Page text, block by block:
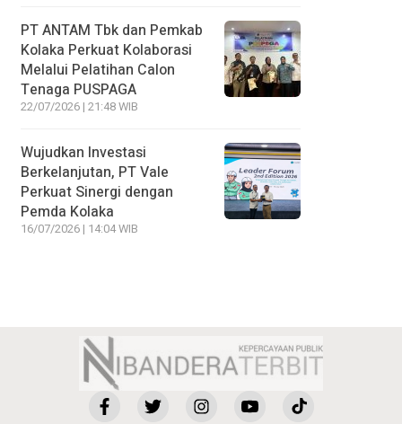
PT ANTAM Tbk dan Pemkab
Kolaka Perkuat Kolaborasi
Melalui Pelatihan Calon
Tenaga PUSPAGA
22/07/2026 | 21:48 WIB
Wujudkan Investasi
Berkelanjutan, PT Vale
Perkuat Sinergi dengan
Pemda Kolaka
16/07/2026 | 14:04 WIB